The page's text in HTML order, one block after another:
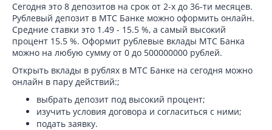
Сегодня это 8 депозитов на срок от 2-х до 36-ти месяцев.
Рублевый депозит в МТС Банке можно оформить онлайн.
Средние ставки это 1.49 - 15.5 %, а самый высокий
процент 15.5 %. Оформит рублевые вклады МТС Банка
можно на любую сумму от 0 до 500000000 рублей.
Открыть вклады в рублях в МТС Банке на сегодня можно
онлайн в пару действий:;
выбрать депозит под высокий процент;
изучить условия договора и согласиться с ними;
подать заявку.